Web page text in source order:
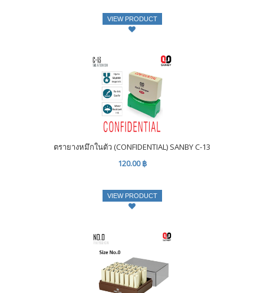
VIEW PRODUCT
ตรายางหมึกในตัว (CONFIDENTIAL) SANBY C-13
120.00 ฿
VIEW PRODUCT